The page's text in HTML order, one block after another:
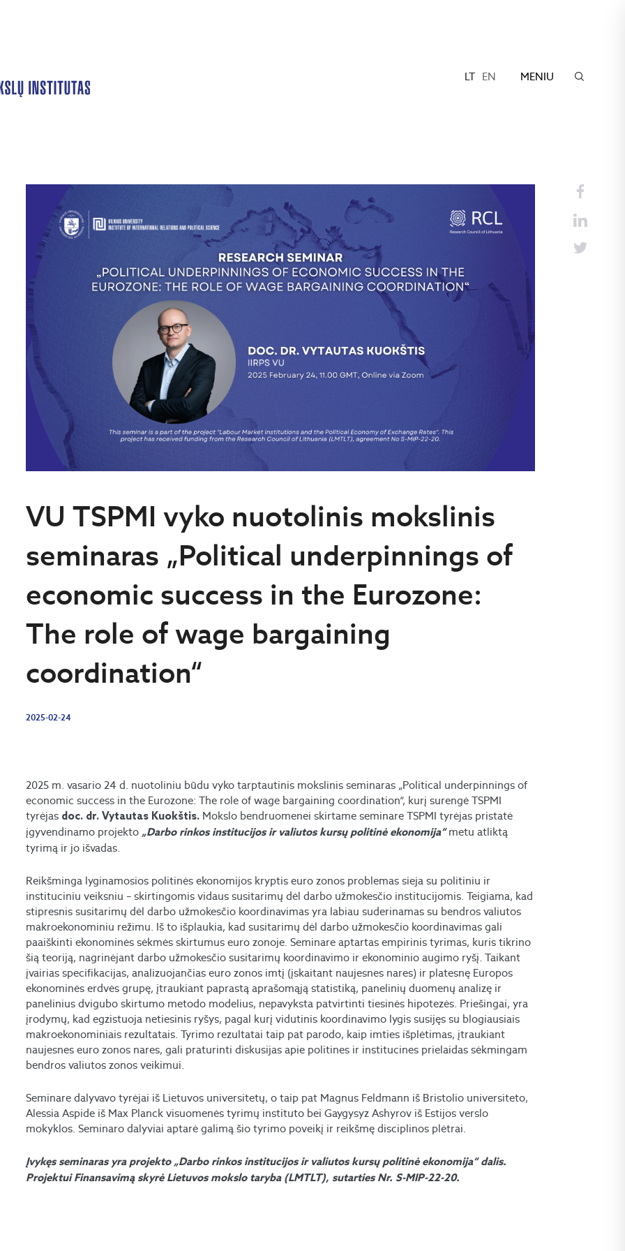
LT EN MENIU
VU TSPMI vyko nuotolinis mokslinis
seminaras „Political underpinnings of
economic success in the Eurozone:
The role of wage bargaining
coordination“
2025-02-24
2025 m. vasario 24 d. nuotoliniu būdu vyko tarptautinis mokslinis seminaras „Political underpinnings of
economic success in the Eurozone: The role of wage bargaining coordination“, kurį surengė TSPMI
tyrėjas doc. dr. Vytautas Kuokštis. Mokslo bendruomenei skirtame seminare TSPMI tyrėjas pristatė
įgyvendinamo projekto „Darbo rinkos institucijos ir valiutos kursų politinė ekonomija“metu atliktą
tyrimą ir jo išvadas.
Reikšminga lyginamosios politinės ekonomijos kryptis euro zonos problemas sieja su politiniu ir
instituciniu veiksniu – skirtingomis vidaus susitarimų dėl darbo užmokesčio institucijomis. Teigiama, kad
stipresnis susitarimų dėl darbo užmokesčio koordinavimas yra labiau suderinamas su bendros valiutos
makroekonominiu režimu. Iš to išplaukia, kad susitarimų dėl darbo užmokesčio koordinavimas gali
paaiškinti ekonominės sėkmės skirtumus euro zonoje. Seminare aptartas empirinis tyrimas, kuris tikrino
šią teoriją, nagrinėjant darbo užmokesčio susitarimų koordinavimo ir ekonominio augimo ryšį. Taikant
įvairias specifikacijas, analizuojančias euro zonos imtį (įskaitant naujesnes nares) ir platesnę Europos
ekonominės erdvės grupę, įtraukiant paprastą aprašomąją statistiką, panelinių duomenų analizę ir
panelinius dvigubo skirtumo metodo modelius, nepavyksta patvirtinti tiesinės hipotezės. Priešingai, yra
įrodymų, kad egzistuoja netiesinis ryšys, pagal kurį vidutinis koordinavimo lygis susijęs su blogiausiais
makroekonominiais rezultatais. Tyrimo rezultatai taip pat parodo, kaip imties išplėtimas, įtraukiant
naujesnes euro zonos nares, gali praturinti diskusijas apie politines ir institucines prielaidas sėkmingam
bendros valiutos zonos veikimui.
Seminare dalyvavo tyrėjai iš Lietuvos universitetų, o taip pat Magnus Feldmann iš Bristolio universiteto,
Alessia Aspide iš Max Planck visuomenės tyrimų instituto bei Gaygysyz Ashyrov iš Estijos verslo
mokyklos. Seminaro dalyviai aptarė galimą šio tyrimo poveikį ir reikšmę disciplinos plėtrai.
Įvykęs seminaras yra projekto „Darbo rinkos institucijos ir valiutos kursų politinė ekonomija“ dalis.
Projektui Finansavimą skyrė Lietuvos mokslo taryba (LMTLT), sutarties Nr. S-MIP-22-20.